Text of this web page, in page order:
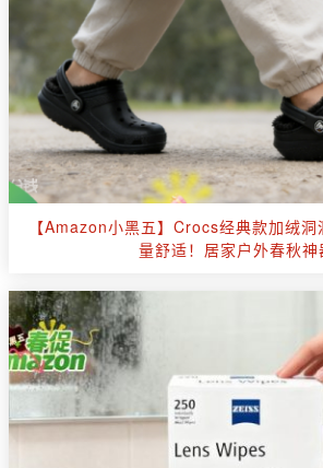
【Amazon小黑五】Crocs经典款加绒
量舒适！居家户外春秋神